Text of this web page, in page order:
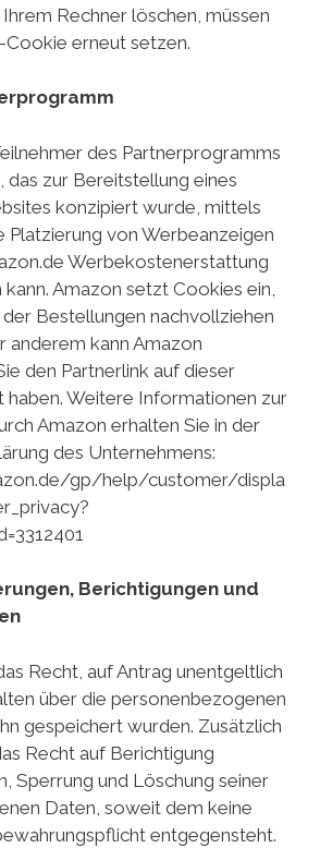
Rechner löschen, müssen
erneut setzen.
des Partnerprogramms
das zur Bereitstellung eines
konzipiert wurde, mittels
Platzierung von Werbeanzeigen
Werbekostenerstattung
Amazon setzt Cookies ein,
Bestellungen nachvollziehen
anderem kann Amazon
den Partnerlink auf dieser
haben. Weitere Informationen zur
Amazon erhalten Sie in der
des Unternehmens:
gp/help/customer/displa
Berichtigungen und
Recht, auf Antrag unentgeltlich
über die personenbezogenen
gespeichert wurden. Zusätzlich
Recht auf Berichtigung
Sperrung und Löschung seiner
Daten, soweit dem keine
entgegensteht.